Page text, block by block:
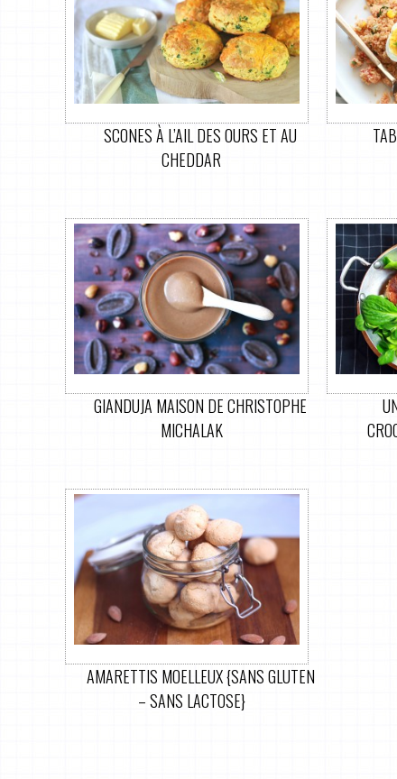
SCONES À L’AIL DES OURS ET AU
CHEDDAR
GIANDUJA MAISON DE CHRISTOPHE
MICHALAK
AMARETTIS MOELLEUX {SANS GLUTEN
– SANS LACTOSE}